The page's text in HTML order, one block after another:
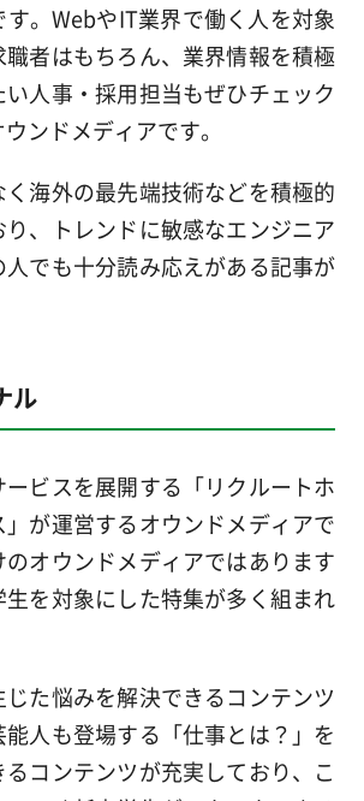
す。WebやIT業界で働く人を対象
職者はもちろん、業界情報を積極
人事・採用担当もぜひチェック
ンドメディアです。
海外の最先端技術などを積極的
、トレンドに敏感なエンジニア
でも十分読み応えがある記事が
ル
ビスを展開する「リクルートホ
が運営するオウンドメディアで
オウンドメディアではあります
を対象にした特集が多く組まれ
た悩みを解決できるコンテンツ
人も登場する「仕事とは？」を
コンテンツが充実しており、こ